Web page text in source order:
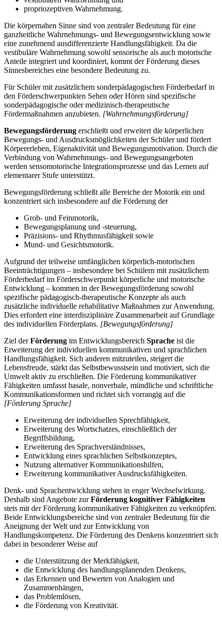
propriozeptiven Wahrnehmung.
Die körpernahen Sinne sind von zentraler Bedeutung für eine
ganzheitliche Wahrnehmungs- und Bewegungsentwicklung sowie
eine zunehmend ausdifferenzierte Handlungsfähigkeit. Da die
vestibuläre Wahrnehmung sowohl sensorische als auch motorische
Anteile integriert und koordiniert, kommt der Förderung dieses
Sinnesbereiches eine besondere Bedeutung zu.
Für Schüler mit zusätzlichem sonderpädagogischen Förderbedarf in
den Förderschwerpunkten Sehen oder Hören sind spezifische
sonderpädagogische oder medizinisch-therapeutische
Fördermaßnahmen anzubieten. [Wahrnehmungsförderung]
Bewegungsförderung erschließt und erweitert die körperlichen
Bewegungs- und Ausdrucksmöglichkeiten der Schüler und fördert
Körpererleben, Eigenaktivität und Bewegungsmotivation. Durch die
Verbindung von Wahrnehmungs- und Bewegungsangeboten
werden sensomotorische Integrationsprozesse und das Lernen auf
elementarer Stufe unterstützt.
Bewegungsförderung schließt alle Bereiche der Motorik ein und
konzentriert sich insbesondere auf die Förderung der
Grob- und Feinmotorik,
Bewegungsplanung und -steuerung,
Präzisions- und Rhythmusfähigkeit sowie
Mund- und Gesichtsmotorik.
Aufgrund der teilweise umfänglichen körperlich-motorischen
Beeinträchtigungen – insbesondere bei Schülern mit zusätzlichem
Förderbedarf im Förderschwerpunkt körperliche und motorische
Entwicklung – kommen in der Bewegungsförderung sowohl
spezifische pädagogisch-therapeutische Konzepte als auch
zusätzliche individuelle rehabilitative Maßnahmen zur Anwendung.
Dies erfordert eine interdisziplinäre Zusammenarbeit auf Grundlage
des individuellen Förderplans. [Bewegungsförderung]
Ziel derFörderung im Entwicklungsbereich Sprache ist die
Erweiterung der individuellen kommunikativen und sprachlichen
Handlungsfähigkeit. Sich anderen mitzuteilen, steigert die
Lebensfreude, stärkt das Selbstbewusstsein und motiviert, sich die
Umwelt aktiv zu erschließen. Die Förderung kommunikativer
Fähigkeiten umfasst basale, nonverbale, mündliche und schriftliche
Kommunikationsformen und richtet sich vorrangig auf die
[Förderung Sprache]
Erweiterung der individuellen Sprechfähigkeit,
Erweiterung des Wortschatzes, einschließlich der
Begriffsbildung,
Erweiterung des Sprachverständnisses,
Entwicklung eines sprachlichen Selbstkonzeptes,
Nutzung alternativer Kommunikationshilfen,
Erweiterung kommunikativer Ausdrucksfähigkeiten.
Denk- und Sprachentwicklung stehen in enger Wechselwirkung.
Deshalb sind Angebote zurFörderung kognitiver Fähigkeiten
stets mit der Förderung kommunikativer Fähigkeiten zu verknüpfen.
Beide Entwicklungsbereiche sind von zentraler Bedeutung für die
Aneignung der Welt und zur Entwicklung von
Handlungskompetenz. Die Förderung des Denkens konzentriert sich
dabei in besonderer Weise auf
die Unterstützung der Merkfähigkeit,
die Entwicklung des handlungsplanenden Denkens,
das Erkennen und Bewerten von Analogien und
Zusammenhängen,
das Problemlösen,
die Förderung von Kreativität.